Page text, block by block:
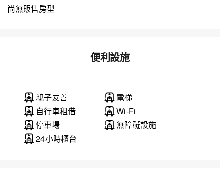
尚無販售房型
便利設施
親子友善
電梯
自行車租借
Wi-Fi
停車場
無障礙設施
24小時櫃台